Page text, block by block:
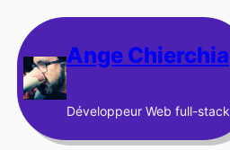
au
contenu Ange Chierchia
Développeur Web full-stack